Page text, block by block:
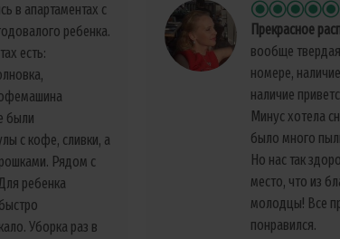
в апартаментах с
ребенка.
есть:
были
с кофе, сливки, а
Рядом с
ребенка
Уборка раз в
Прекрасное
вообще
номере,
наличие
Минус хотела
было много
Но нас так
место, что из
молодцы! Все
понравился.